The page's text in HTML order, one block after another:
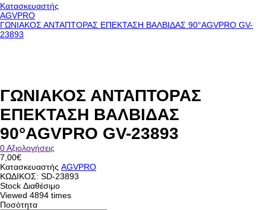
Κατασκευαστής
AGVPRO
ΓΩΝΙΑΚΟΣ ΑΝΤΑΠΤΟΡΑΣ ΕΠΕΚΤΑΣΗ ΒΑΛΒΙΔΑΣ 90°AGVPRO GV-
23893
ΓΩΝΙΑΚΟΣ ΑΝΤΑΠΤΟΡΑΣ
ΕΠΕΚΤΑΣΗ ΒΑΛΒΙΔΑΣ
90°AGVPRO GV-23893
0 Αξιολογήσεις
7,00€
Κατασκευαστής AGVPRO
ΚΩΔΙΚΟΣ: SD-23893
Stock Διαθέσιμο
Viewed 4894 times
Ποσότητα